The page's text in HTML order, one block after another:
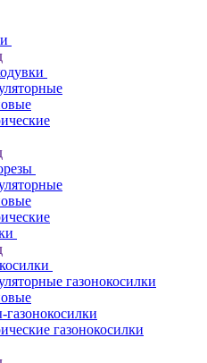
газонокосилки
газонокосилки
газонокосилки